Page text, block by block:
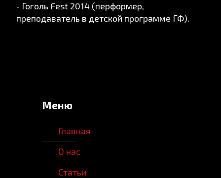
- Гоголь Fest 2014 (перформер,
преподаватель в детской программе ГФ).
Меню
Главная
О нас
Статьи